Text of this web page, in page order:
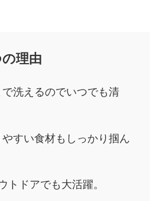
理由
洗えるのでいつでも清
すい食材もしっかり掴ん
トドアでも大活躍。